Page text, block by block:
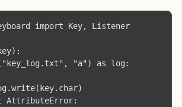
import Key, Listener
"a") as log:
AttributeError: